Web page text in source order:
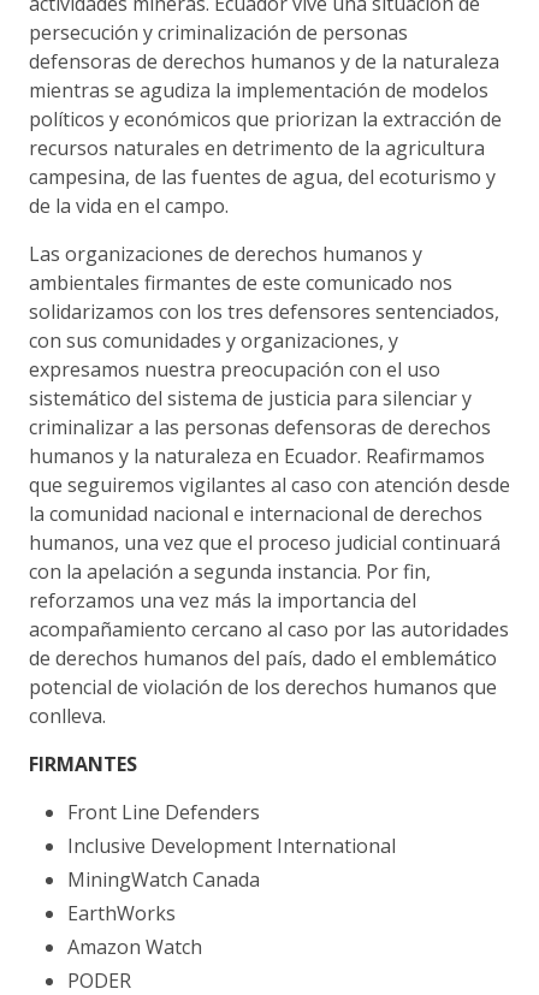
persecución y criminalización de personas
defensoras de derechos humanos y de la naturaleza
mientras se agudiza la implementación de modelos
políticos y económicos que priorizan la extracción de
recursos naturales en detrimento de la agricultura
campesina, de las fuentes de agua, del ecoturismo y
de la vida en el campo.
Las organizaciones de derechos humanos y
ambientales firmantes de este comunicado nos
solidarizamos con los tres defensores sentenciados,
con sus comunidades y organizaciones, y
expresamos nuestra preocupación con el uso
sistemático del sistema de justicia para silenciar y
criminalizar a las personas defensoras de derechos
humanos y la naturaleza en Ecuador. Reafirmamos
que seguiremos vigilantes al caso con atención desde
la comunidad nacional e internacional de derechos
humanos, una vez que el proceso judicial continuará
con la apelación a segunda instancia. Por fin,
reforzamos una vez más la importancia del
acompañamiento cercano al caso por las autoridades
de derechos humanos del país, dado el emblemático
potencial de violación de los derechos humanos que
conlleva.
FIRMANTES
Front Line Defenders
Inclusive Development International
MiningWatch Canada
EarthWorks
Amazon Watch
PODER